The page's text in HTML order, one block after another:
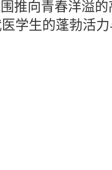
推向青春洋溢
学生的蓬勃活